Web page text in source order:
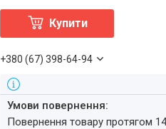
Купити
+380 (67) 398-64-94
повернення товару протягом